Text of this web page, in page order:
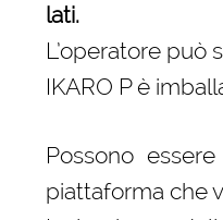
lati.
L’operatore può
IKARO P è
Possono
piattaforma che